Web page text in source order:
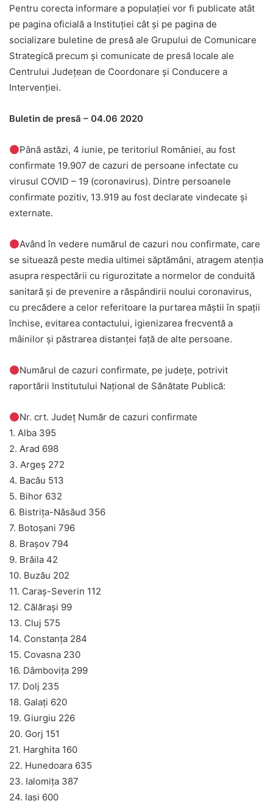
Pentru corecta informare a populaţiei vor fi publicate atât
pe pagina oficială a Instituţiei cât şi pe pagina de
socializare buletine de presă ale Grupului de Comunicare
Strategică precum şi comunicate de presă locale ale
Centrului Judeţean de Coordonare şi Conducere a
Intervenţiei.
Buletin de presă – 04.06 2020
Până astăzi, 4 iunie, pe teritoriul României, au fost
confirmate 19.907 de cazuri de persoane infectate cu
virusul COVID – 19 (coronavirus). Dintre persoanele
confirmate pozitiv, 13.919 au fost declarate vindecate și
externate.
Având în vedere numărul de cazuri nou confirmate, care
se situează peste media ultimei săptămâni, atragem atenția
asupra respectării cu rigurozitate a normelor de conduită
sanitară și de prevenire a răspândirii noului coronavirus,
cu precădere a celor referitoare la purtarea măștii în spații
închise, evitarea contactului, igienizarea frecventă a
mâinilor și păstrarea distanței față de alte persoane.
Numărul de cazuri confirmate, pe județe, potrivit
raportării Institutului Național de Sănătate Publică:
Nr. crt. Județ Număr de cazuri confirmate
1. Alba 395
2. Arad 698
3. Argeș 272
4. Bacău 513
5. Bihor 632
6. Bistrița-Năsăud 356
7. Botoșani 796
8. Brașov 794
9. Brăila 42
10. Buzău 202
11. Caraș-Severin 112
12. Călărași 99
13. Cluj 575
14. Constanța 284
15. Covasna 230
16. Dâmbovița 299
17. Dolj 235
18. Galați 620
19. Giurgiu 226
20. Gorj 151
21. Harghita 160
22. Hunedoara 635
23. Ialomița 387
24. Iași 600